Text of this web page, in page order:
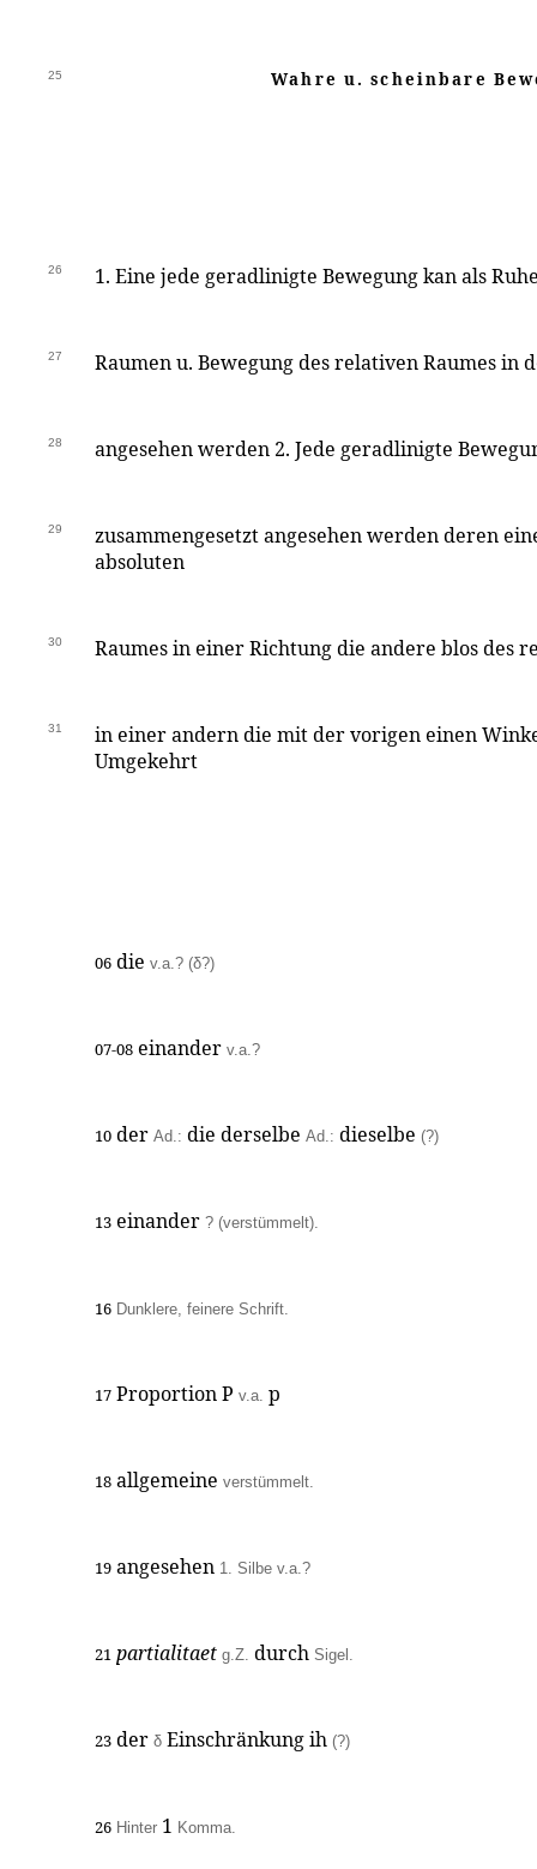
25 Wahre u. scheinbare
26 1. Eine jede geradlinigte Bewegung kan als
27 Raumen u. Bewegung des relativen Raumes in
28 angesehen werden 2. Jede geradlinigte
29
zusammengesetzt angesehen werden deren
absoluten
30 Raumes in einer Richtung die andere blos des
31
in einer andern die mit der vorigen einen
Umgekehrt
06 die v.a.? (δ?)
07-08 einander v.a.?
10 der Ad.: die derselbe Ad.: dieselbe (?)
13 einander ? (verstümmelt).
16 Dunklere, feinere Schrift.
17 Proportion P v.a. p
18 allgemeine verstümmelt.
19 angesehen 1. Silbe v.a.?
21 partialitaet g.Z. durch Sigel.
23 der δ Einschränkung ih (?)
26 Hinter 1 Komma.